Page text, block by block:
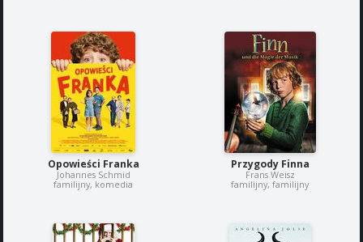
Opowieści Franka
Johannes Schmid
familijny, komedia
Przygody Finna
Frans Weisz
familijny, familijny